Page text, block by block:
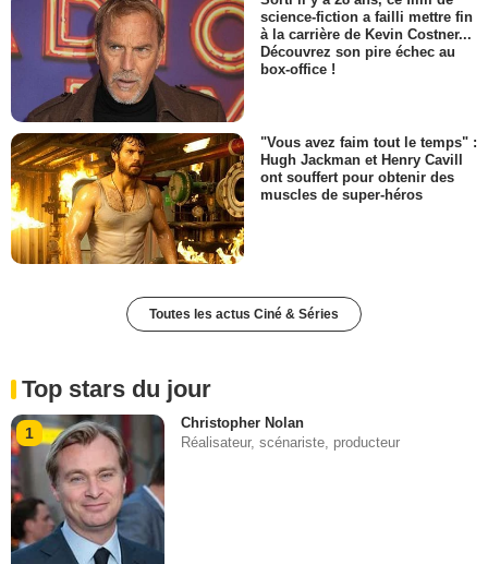
science-fiction a failli mettre fin
à la carrière de Kevin Costner...
Découvrez son pire échec au
box-office !
"Vous avez faim tout le temps" :
Hugh Jackman et Henry Cavill
ont souffert pour obtenir des
muscles de super-héros
Toutes les actus Ciné & Séries
Top stars du jour
1
Christopher Nolan
Réalisateur, scénariste, producteur